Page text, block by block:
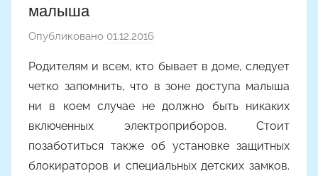
малыша
Опубликовано 01.12.2016
о
р
о
м
A
Родителям и всем, кто бывает в доме, следует
четко запомнить, что в зоне доступа малыша
ни в коем случае не должно быть никаких
включенных электроприборов. Стоит
позаботиться также об установке защитных
блокираторов и специальных детских замков.